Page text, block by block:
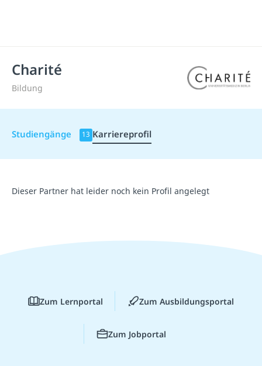
Charité
Bildung
Studiengänge 13 Karriereprofil
Dieser Partner hat leider noch kein Profil angelegt
Zum Lernportal Zum Ausbildungsportal
Zum Jobportal